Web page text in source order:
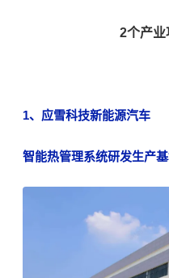
2个产业
1、应雪科技新能源汽车
智能热管理系统研发生产